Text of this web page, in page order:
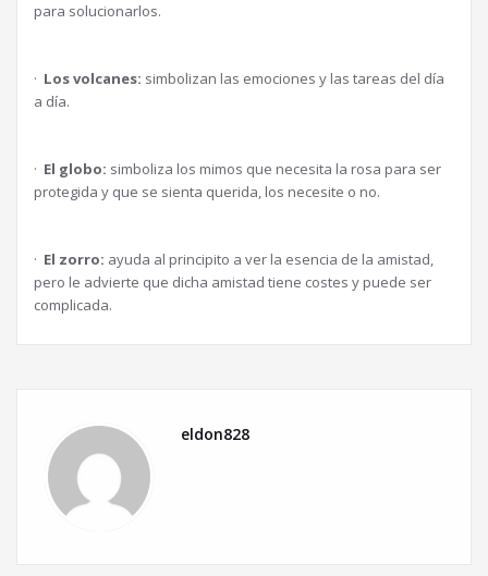
para solucionarlos.
· Los volcanes: simbolizan las emociones y las tareas del día
a día.
· El globo: simboliza los mimos que necesita la rosa para ser
protegida y que se sienta querida, los necesite o no.
· El zorro: ayuda al principito a ver la esencia de la amistad,
pero le advierte que dicha amistad tiene costes y puede ser
complicada.
eldon828